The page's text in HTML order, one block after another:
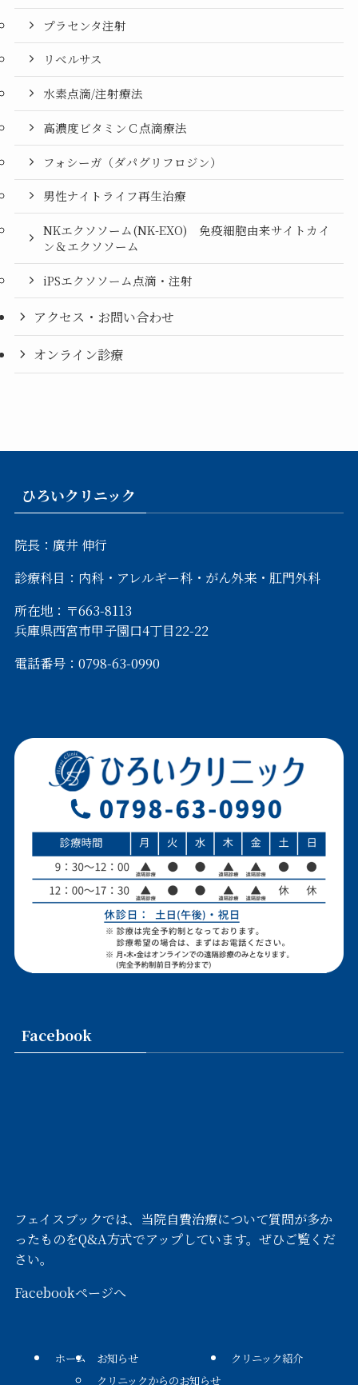
プラセンタ注射
リベルサス
水素点滴/注射療法
高濃度ビタミンＣ点滴療法
フォシーガ（ダパグリフロジン）
男性ナイトライフ再生治療
NKエクソソーム(NK-EXO) 免疫細胞由来サイトカイ
ン＆エクソソーム
iPSエクソソーム点滴・注射
アクセス・お問い合わせ
オンライン診療
ひろいクリニック
院長：廣井 伸行
診療科目：内科・アレルギー科・がん外来・肛門外科
所在地：〒663-8113
兵庫県西宮市甲子園口4丁目22-22
電話番号：0798-63-0990
Facebook
フェイスブックでは、当院自費治療について質問が多か
ったものをQ&A方式でアップしています。ぜひご覧くだ
さい。
Facebookページへ
ホーム
お知らせ
クリニックからのお知らせ
クリニック紹介